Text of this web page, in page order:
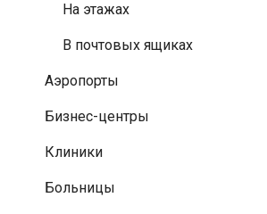
На этажах
В почтовых ящиках
Аэропорты
Бизнес-центры
Клиники
Больницы